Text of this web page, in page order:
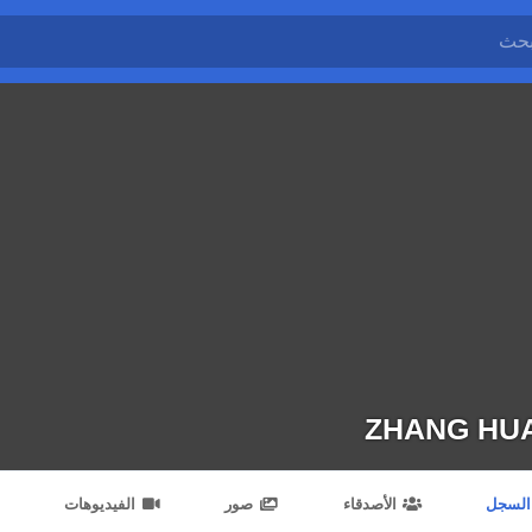
ZHANG
السجل الأصدقاء صور الفيديوهات